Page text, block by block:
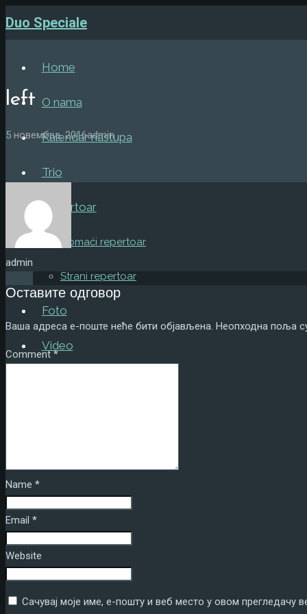
Duo Speciale
Home
O nama
Kalendar nastupa
Trio
Repertoar
Domaći repertoar
Strani repertoar
Foto
Video
left
5 новембра, 2016admin
admin
Оставите одговор
Ваша адреса е-поште неће бити објављена. Неопходна поља
Comment*
Name *
Email *
Website
Сачувај моје име, е-пошту и веб место у овом прегледачу